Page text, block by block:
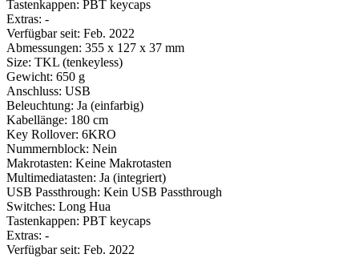
Tastenkappen: PBT keycaps
Extras: -
Verfügbar seit: Feb. 2022
Abmessungen: 355 x 127 x 37 mm
Size: TKL (tenkeyless)
Gewicht: 650 g
Anschluss: USB
Beleuchtung: Ja (einfarbig)
Kabellänge: 180 cm
Key Rollover: 6KRO
Nummernblock: Nein
Makrotasten: Keine Makrotasten
Multimediatasten: Ja (integriert)
USB Passthrough: Kein USB Passthrough
Switches: Long Hua
Tastenkappen: PBT keycaps
Extras: -
Verfügbar seit: Feb. 2022